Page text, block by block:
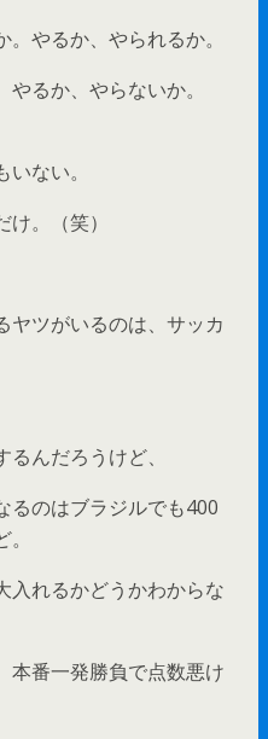
やるか、やられるか。
るか、やらないか。
ない。
。（笑）
ヤツがいるのは、サッカ
んだろうけど、
るのはブラジルでも400
入れるかどうかわからな
本番一発勝負で点数悪け